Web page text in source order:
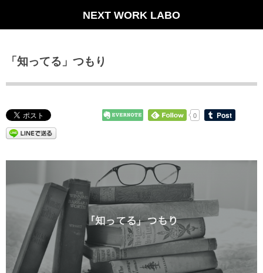
NEXT WORK LABO
「知ってる」つもり
0